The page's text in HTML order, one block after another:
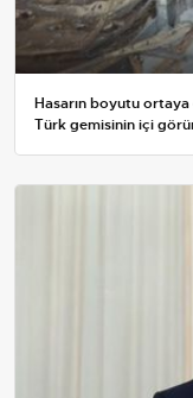
Hasarın boyutu ortaya
Türk gemisinin içi